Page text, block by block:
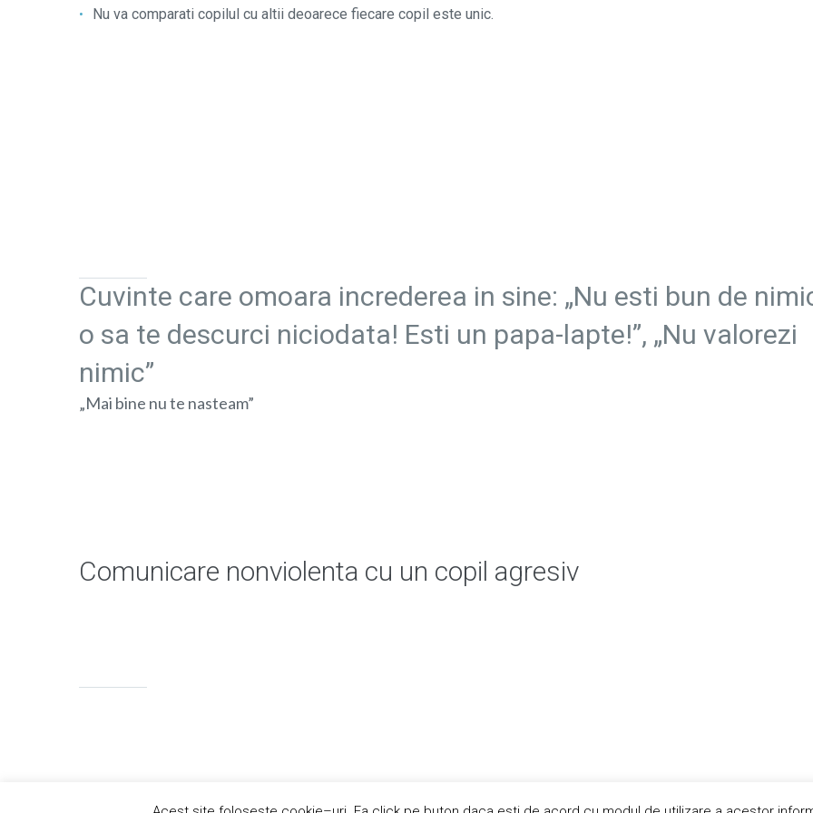
Nu va comparati copilul cu altii deoarece fiecare copil este unic.
Cuvinte care omoara increderea in sine: „Nu esti bun de
o sa te descurci niciodata! Esti un papa-lapte!”, „Nu valorezi
nimic”
„Mai bine nu te nasteam”
Comunicare nonviolenta cu un copil agresiv